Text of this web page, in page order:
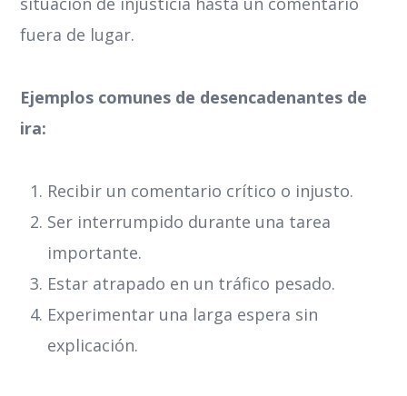
fuera de lugar.
Ejemplos comunes de desencadenantes de
ira:
Recibir un comentario crítico o injusto.
Ser interrumpido durante una tarea
importante.
Estar atrapado en un tráfico pesado.
Experimentar una larga espera sin
explicación.